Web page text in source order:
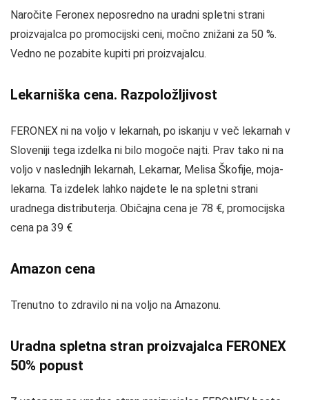
Naročite Feronex neposredno na uradni spletni strani
proizvajalca po promocijski ceni, močno znižani za 50 %.
Vedno ne pozabite kupiti pri proizvajalcu.
Lekarniška cena. Razpoložljivost
FERONEX ni na voljo v lekarnah, po iskanju v več lekarnah v
Sloveniji tega izdelka ni bilo mogoče najti. Prav tako ni na
voljo v naslednjih lekarnah, Lekarnar, Melisa Škofije, moja-
lekarna. Ta izdelek lahko najdete le na spletni strani
uradnega distributerja. Običajna cena je 78 €, promocijska
cena pa 39 €
Amazon cena
Trenutno to zdravilo ni na voljo na Amazonu.
Uradna spletna stran proizvajalca FERONEX
50% popust